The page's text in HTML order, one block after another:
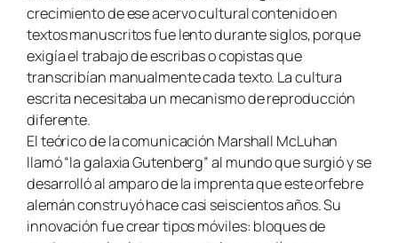
crecimiento de ese acervo cultural contenido en
textos manuscritos fue lento durante siglos, porque
exigía el trabajo de escribas o copistas que
transcribían manualmente cada texto. La cultura
escrita necesitaba un mecanismo de reproducción
diferente.
El teórico de la comunicación Marshall McLuhan
llamó “la galaxia Gutenberg” al mundo que surgió y se
desarrolló al amparo de la imprenta que este orfebre
alemán construyó hace casi seiscientos años. Su
innovación fue crear tipos móviles: bloques de